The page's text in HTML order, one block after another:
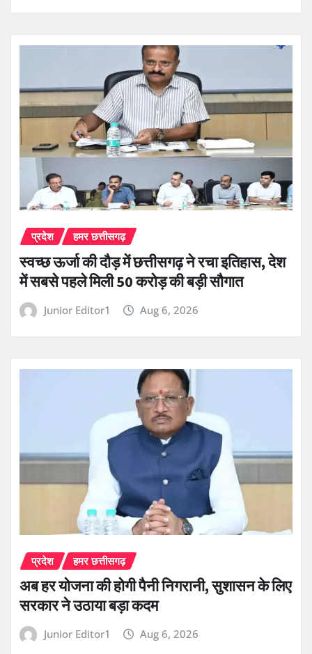
प्रदेश हमर छत्तीसगढ़
स्वच्छ ऊर्जा की दौड़ में छत्तीसगढ़ ने रचा इतिहास, देश
में सबसे पहले मिली 50 करोड़ की बड़ी सौगात
Junior Editor1 Aug 6, 2026
प्रदेश हमर छत्तीसगढ़
अब हर योजना की होगी पैनी निगरानी, सुशासन के लिए
सरकार ने उठाया बड़ा कदम
Junior Editor1 Aug 6, 2026